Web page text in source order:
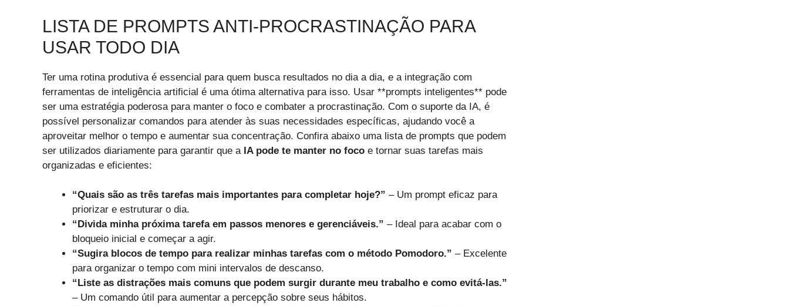
LISTA DE PROMPTS ANTI-PROCRASTINAÇÃO PARA
USAR TODO DIA
Ter uma rotina produtiva é essencial para quem busca resultados no dia a dia, e a integração com
ferramentas de inteligência artificial é uma ótima alternativa para isso. Usar **prompts inteligentes** pode
ser uma estratégia poderosa para manter o foco e combater a procrastinação. Com o suporte da IA, é
possível personalizar comandos para atender às suas necessidades específicas, ajudando você a
aproveitar melhor o tempo e aumentar sua concentração. Confira abaixo uma lista de prompts que podem
ser utilizados diariamente para garantir que a IA pode te manter no foco e tornar suas tarefas mais
organizadas e eficientes:
“Quais são as três tarefas mais importantes para completar hoje?” – Um prompt eficaz para
priorizar e estruturar o dia.
“Divida minha próxima tarefa em passos menores e gerenciáveis.” – Ideal para acabar com o
bloqueio inicial e começar a agir.
“Sugira blocos de tempo para realizar minhas tarefas com o método Pomodoro.” – Excelente
para organizar o tempo com mini intervalos de descanso.
“Liste as distrações mais comuns que podem surgir durante meu trabalho e como evitá-las.”
– Um comando útil para aumentar a percepção sobre seus hábitos.